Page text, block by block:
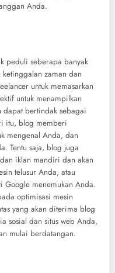
Anda.
peduli seberapa banyak
zaman dan
untuk memasarkan
untuk menampilkan
dapat bertindak sebagai
itu, blog memberi
mengenal Anda, dan
Tentu saja, blog juga
iklan mandiri dan akan
telusur Anda, atau
Google menemukan Anda.
optimisasi mesin
yang akan diterima blog
sosial dan situs web Anda,
mulai berdatangan.